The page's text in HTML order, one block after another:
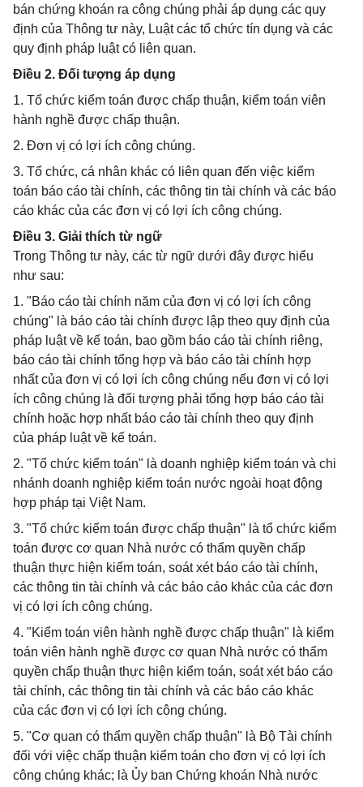
bán chứng khoán ra công chúng phải áp dụng các quy
định của Thông tư này, Luật các tổ chức tín dụng và các
quy định pháp luật có liên quan.
Điều 2. Đối tượng áp dụng
1. Tổ chức kiểm toán được chấp thuận, kiểm toán viên
hành nghề được chấp thuận.
2. Đơn vị có lợi ích công chúng.
3. Tổ chức, cá nhân khác có liên quan đến việc kiểm
toán báo cáo tài chính, các thông tin tài chính và các báo
cáo khác của các đơn vị có lợi ích công chúng.
Điều 3. Giải thích từ ngữ
Trong Thông tư này, các từ ngữ dưới đây được hiểu
như sau:
1. "Báo cáo tài chính năm của đơn vị có lợi ích công
chúng" là báo cáo tài chính được lập theo quy định của
pháp luật về kế toán, bao gồm báo cáo tài chính riêng,
báo cáo tài chính tổng hợp và báo cáo tài chính hợp
nhất của đơn vị có lợi ích công chúng nếu đơn vị có lợi
ích công chúng là đối tượng phải tổng hợp báo cáo tài
chính hoặc hợp nhất báo cáo tài chính theo quy định
của pháp luật về kế toán.
2. "Tổ chức kiểm toán" là doanh nghiệp kiểm toán và chi
nhánh doanh nghiệp kiểm toán nước ngoài hoạt động
hợp pháp tại Việt Nam.
3. "Tổ chức kiểm toán được chấp thuận" là tổ chức kiểm
toán được cơ quan Nhà nước có thẩm quyền chấp
thuận thực hiện kiểm toán, soát xét báo cáo tài chính,
các thông tin tài chính và các báo cáo khác của các đơn
vị có lợi ích công chúng.
4. "Kiểm toán viên hành nghề được chấp thuận" là kiểm
toán viên hành nghề được cơ quan Nhà nước có thẩm
quyền chấp thuận thực hiện kiểm toán, soát xét báo cáo
tài chính, các thông tin tài chính và các báo cáo khác
của các đơn vị có lợi ích công chúng.
5. "Cơ quan có thẩm quyền chấp thuận" là Bộ Tài chính
đối với việc chấp thuận kiểm toán cho đơn vị có lợi ích
công chúng khác; là Ủy ban Chứng khoán Nhà nước